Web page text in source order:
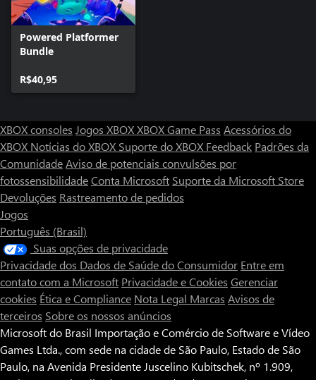
Powered Platformer
Bundle
R$40,95
XBOX consoles Jogos XBOXXBOX Game Pass Acessórios do
XBOX Notícias do XBOX Suporte do XBOX Feedback Padrões da
ComunidadeAviso de potenciais convulsões por
fotossensibilidadeConta Microsoft Suporte da Microsoft Store
Devoluções Rastreamento de pedidos
Jogos
Português (Brasil)
Suas opções de privacidade
Privacidade dos Dados de Saúde do Consumidor Entre em
contato com a Microsoft Privacidade e Cookies Gerenciar
cookies Ética e Compliance Nota Legal Marcas Avisos de
terceiros Sobre os nossos anúncios
Microsoft do Brasil Importação e Comércio de Software e Vídeo
Games Ltda., com sede na cidade de São Paulo, Estado de São
Paulo, na Avenida Presidente Juscelino Kubitschek, nº 1.909,